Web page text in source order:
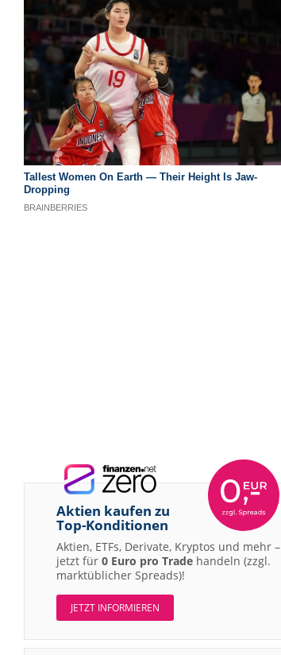
Aktien kaufen zu
Top-Konditionen
Aktien, ETFs, Derivate, Kryptos und mehr –
jetzt für 0 Euro pro Trade handeln (zzgl.
marktüblicher Spreads)!
JETZT INFORMIEREN